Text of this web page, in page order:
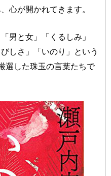
心が開かれてきます。
男と女」「くるしみ」
しさ」「いのり」という
選した珠玉の言葉たちで